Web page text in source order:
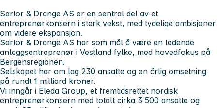
Sartor & Drange AS er en sentral del av et
entreprenørkonsern i sterk vekst, med tydelige ambisjoner
om videre ekspansjon.
Sartor & Drange AS har som mål å være en ledende
anleggsentreprenør i Vestland fylke, med hovedfokus på
Bergensregionen.
Selskapet har om lag 230 ansatte og en årlig omsetning
på rundt 1 milliard kroner.
Vi inngår i Eleda Group, et fremtidsrettet nordisk
entreprenørkonsern med totalt cirka 3 500 ansatte og